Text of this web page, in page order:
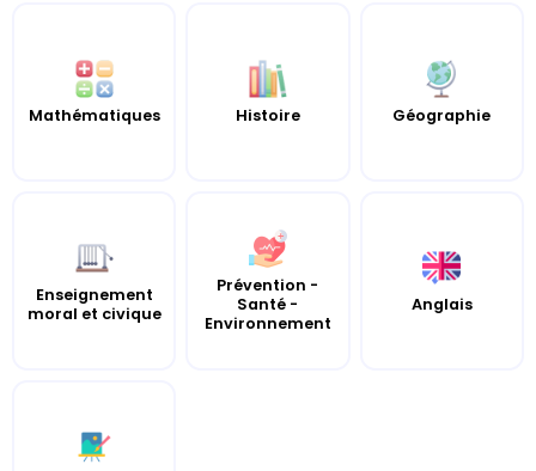
Mathématiques Histoire Géographie
Enseignement
moral et civique
Prévention -
Santé -
Environnement
Anglais